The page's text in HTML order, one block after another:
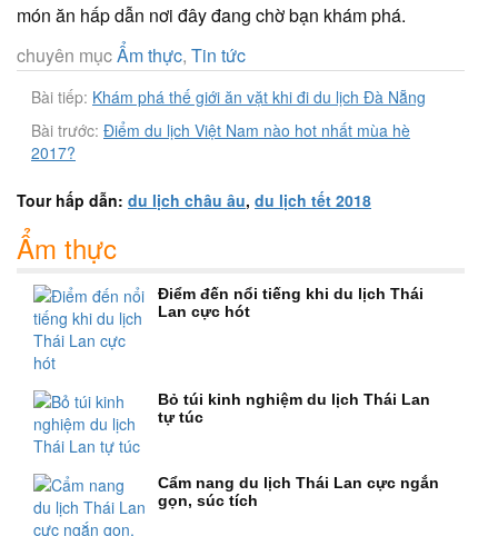
món ăn hấp dẫn nơi đây đang chờ bạn khám phá.
chuyên mụcẨm thực, Tin tức
Bài tiếp: Khám phá thế giới ăn vặt khi đi du lịch Đà Nẵng
Bài trước: Điểm du lịch Việt Nam nào hot nhất mùa hè
2017?
Tour hấp dẫn: du lịch châu âu, du lịch tết 2018
Ẩm thực
Điểm đến nổi tiếng khi du lịch Thái
Lan cực hót
Bỏ túi kinh nghiệm du lịch Thái Lan
tự túc
Cẩm nang du lịch Thái Lan cực ngắn
gọn, súc tích